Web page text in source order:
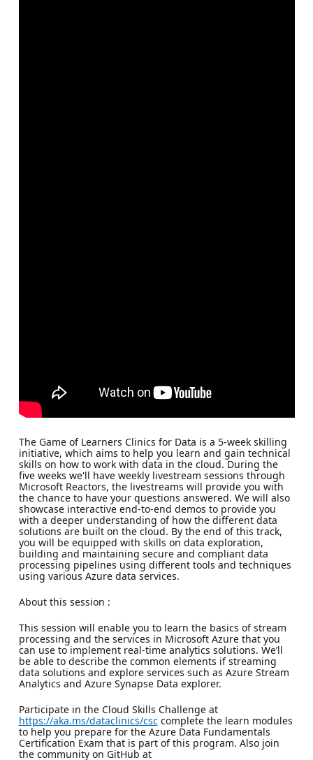
The Game of Learners Clinics for Data is a 5-week skilling
initiative, which aims to help you learn and gain technical
skills on how to work with data in the cloud. During the
five weeks we'll have weekly livestream sessions through
Microsoft Reactors, the livestreams will provide you with
the chance to have your questions answered. We will also
showcase interactive end-to-end demos to provide you
with a deeper understanding of how the different data
solutions are built on the cloud. By the end of this track,
you will be equipped with skills on data exploration,
building and maintaining secure and compliant data
processing pipelines using different tools and techniques
using various Azure data services.
About this session :
This session will enable you to learn the basics of stream
processing and the services in Microsoft Azure that you
can use to implement real-time analytics solutions. We’ll
be able to describe the common elements if streaming
data solutions and explore services such as Azure Stream
Analytics and Azure Synapse Data explorer.
Participate in the Cloud Skills Challenge at
https://aka.ms/dataclinics/csccomplete the learn modules
to help you prepare for the Azure Data Fundamentals
Certification Exam that is part of this program. Also join
the community on GitHub at